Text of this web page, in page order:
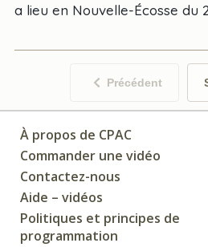
a lieu en Nouvelle-Écosse du
Précédent
À propos de CPAC
Commander une vidéo
Contactez-nous
Aide – vidéos
Politiques et principes de
programmation